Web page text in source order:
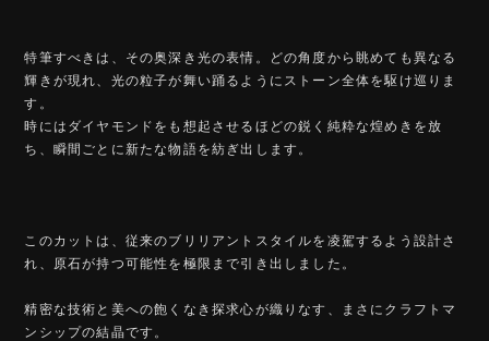
特筆すべきは、その奥深き光の表情。どの角度から眺めても異なる
輝きが現れ、光の粒子が舞い踊るようにストーン全体を駆け巡りま
す。
時にはダイヤモンドをも想起させるほどの鋭く純粋な煌めきを放
ち、瞬間ごとに新たな物語を紡ぎ出します。
このカットは、従来のブリリアントスタイルを凌駕するよう設計さ
れ、原石が持つ可能性を極限まで引き出しました。
精密な技術と美への飽くなき探求心が織りなす、まさにクラフトマ
ンシップの結晶です。